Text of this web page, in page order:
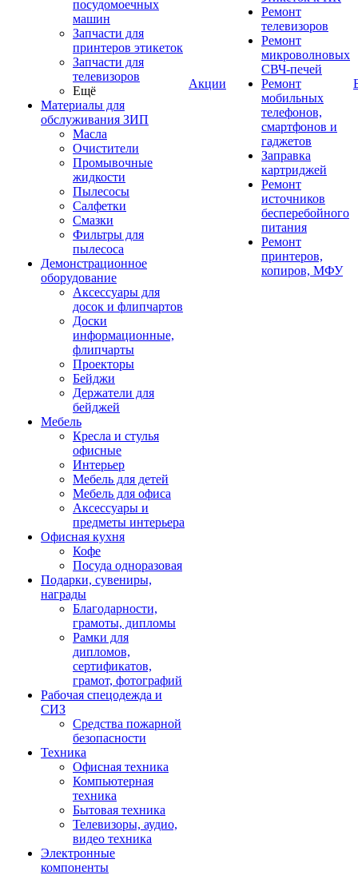
посудомоечных
машин
Запчасти для
принтеров этикеток
Запчасти для
телевизоров
Ещё
Материалы для
обслуживания ЗИП
Масла
Очистители
Промывочные
жидкости
Пылесосы
Салфетки
Смазки
Фильтры для
пылесоса
Демонстрационное
оборудование
Аксессуары для
досок и флипчартов
Доски
информационные,
флипчарты
Проекторы
Бейджи
Держатели для
бейджей
Мебель
Кресла и стулья
офисные
Интерьер
Мебель для детей
Мебель для офиса
Аксессуары и
предметы интерьера
Офисная кухня
Кофе
Посуда одноразовая
Подарки, сувениры,
награды
Благодарности,
грамоты, дипломы
Рамки для
дипломов,
сертификатов,
грамот, фотографий
Рабочая спецодежда и
СИЗ
Средства пожарной
безопасности
Техника
Офисная техника
Компьютерная
техника
Бытовая техника
Телевизоры, аудио,
видео техника
Электронные
компоненты
Акции
Ремонт
телевизоров
Ремонт
микроволновых
СВЧ-печей
Ремонт
мобильных
телефонов,
смартфонов и
гаджетов
Заправка
картриджей
Ремонт
источников
бесперебойного
питания
Ремонт
принтеров,
копиров, МФУ